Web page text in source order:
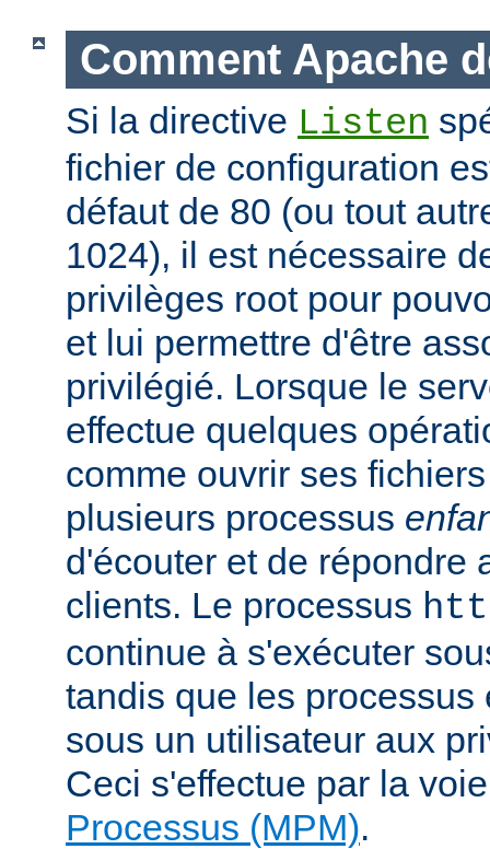
Comment Apache
Si la directive Listen
fichier de configuration
défaut de 80 (ou tout
1024), il est nécessaire
privilèges root pour
et lui permettre d'être
privilégié. Lorsque le
effectue quelques
comme ouvrir ses
plusieurs processus
d'écouter et de répondre
clients. Le processus
continue à s'exécuter
tandis que les processus
sous un utilisateur aux
Ceci s'effectue par la
Processus (MPM).